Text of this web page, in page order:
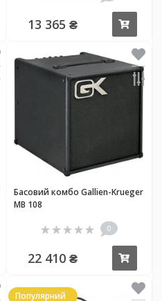
13 365 ₴
Басовий комбо Gallien-Krueger
MB 108
0
22 410 ₴
Популярний